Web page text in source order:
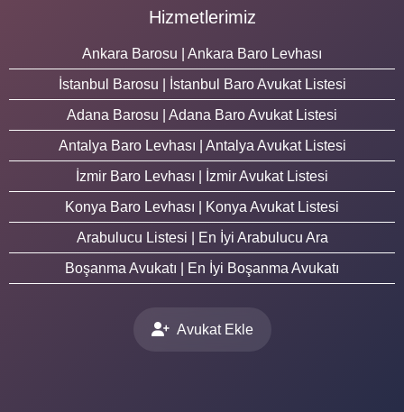
Hizmetlerimiz
Ankara Barosu | Ankara Baro Levhası
İstanbul Barosu | İstanbul Baro Avukat Listesi
Adana Barosu | Adana Baro Avukat Listesi
Antalya Baro Levhası | Antalya Avukat Listesi
İzmir Baro Levhası | İzmir Avukat Listesi
Konya Baro Levhası | Konya Avukat Listesi
Arabulucu Listesi | En İyi Arabulucu Ara
Boşanma Avukatı | En İyi Boşanma Avukatı
Avukat Ekle